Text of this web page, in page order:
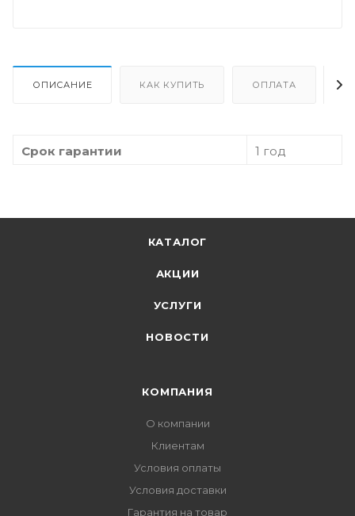
ОПИСАНИЕ КАК КУПИТЬ ОПЛАТА
Срок гарантии 1 год
КАТАЛОГ
АКЦИИ
УСЛУГИ
НОВОСТИ
КОМПАНИЯ
О компании
Клиентам
Условия оплаты
Условия доставки
Гарантия на товар